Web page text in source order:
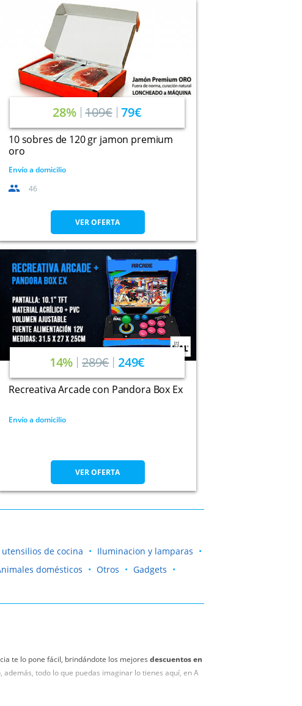
28% 109€ 79€
10 sobres de 120 gr jamon premium
oro
Envío a domicilio
46
VER OFERTA
14% 289€ 249€
Recreativa Arcade con Pandora Box Ex
Envío a domicilio
VER OFERTA
de cocina
Iluminacion y lamparas
domésticos Otros
Gadgets
te lo pone fácil, brindándote los mejores descuentos en
todo lo que puedas imaginar lo tienes aquí, en A